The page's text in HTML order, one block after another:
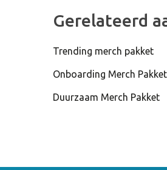
Gerelateerd
Trending merch pakket
Onboarding Merch
Duurzaam Merch Pakket